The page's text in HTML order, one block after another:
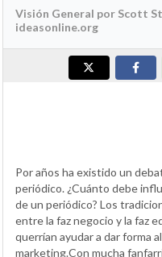
Visión General por Scott
ideasonline.org
Por años ha existido un
periódico. ¿Cuánto debe
de un periódico? Los
entre la faz negocio y la faz
querrían ayudar a dar forma
marketing.Con mucha